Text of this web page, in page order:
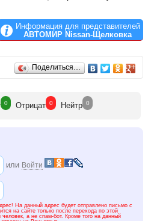
высокую пропускную
в день. Специализация
и послегарантийный сервис,
аксессуаров Nissan, кузовной
запасные части, автомобили, а
обслуживанию,
Информация для представителей
АВТОМИР Nissan-Щелковка
Поделиться…
0 Отрицат 0 Нейтр 0
или Войти
На данный адрес будет отправлено письмо с
на сайте только после перехода по этой
а не спам-бот. Кроме того на данный